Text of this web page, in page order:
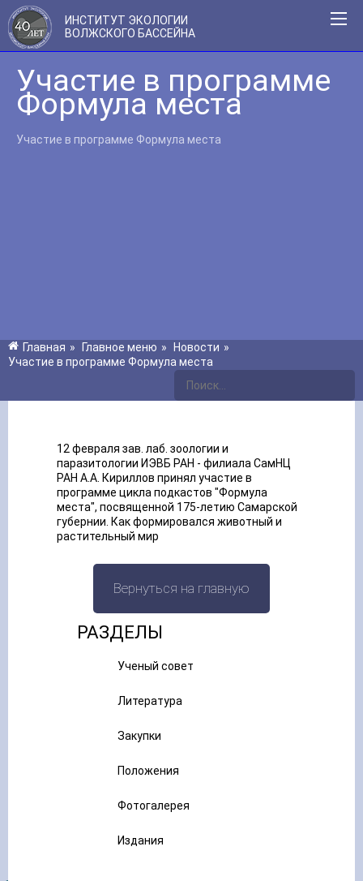
ИНСТИТУТ ЭКОЛОГИИ
ВОЛЖСКОГО БАССЕЙНА
Участие в программе
Формула места
Участие в программе Формула места
Главная » Главное меню » Новости »
Участие в программе Формула места
12 февраля зав. лаб. зоологии и
паразитологии ИЭВБ РАН - филиала СамНЦ
РАН А.А. Кириллов принял участие в
программе цикла подкастов "Формула
места", посвященной 175-летию Самарской
губернии. Как формировался животный и
растительный мир
Вернуться на главную
РАЗДЕЛЫ
Ученый совет
Литература
Закупки
Положения
Фотогалерея
Издания